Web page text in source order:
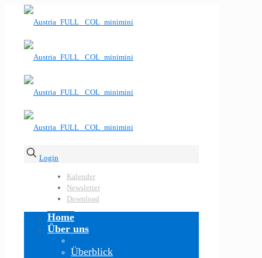
Login
Kalender
Newsletter
Download
Home
Über uns
Überblick